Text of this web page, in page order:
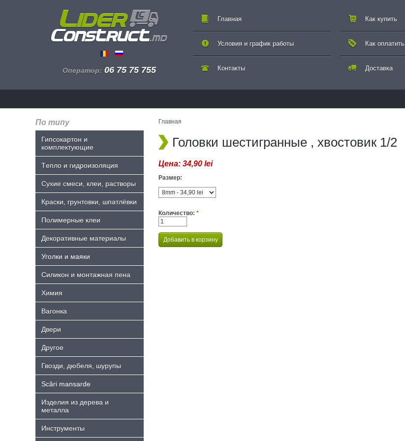
Оператор: 06 75 75 755
Главная
Контакты
Как купить
Как оплатить
Доставка
Условия и график работы
По типу
Гипсокартон и
комплектующие
Tепло и гидроизоляция
Сухие смеси, клеи, растворы
Краски, грунтовки, шпатлёвки
Полимерные клеи
Декоративные материалы
Уголки и маяки
Силикон и монтажная пена
Химия
Bагонка
Двери
Другое
Гвозди, дюбеля, шурупы
Scări mansarde
Изделия из дерева и
металла
Инструменты
Главная
Головки шестигранные , хвостовик 1/2
Цена: 34,90 lei
Размер:
Количество: *